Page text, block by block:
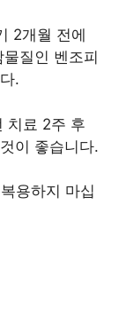
2개월 전에
질인 벤조피
.
치료 2주 후
이 좋습니다.
용하지 마십